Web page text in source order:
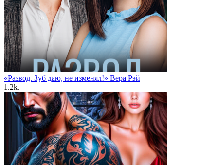
«Развод. Зуб даю, не изменял!» Вера Рэй
1.2k.